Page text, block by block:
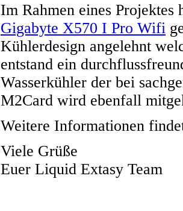
Im Rahmen eines
Gigabyte X570 I Pro Wifi
Kühlerdesign angelehnt
entstand ein
Wasserkühler der bei
M2Card wird ebenfall
Weitere Informationen
Viele Grüße
Euer Liquid Extasy Team